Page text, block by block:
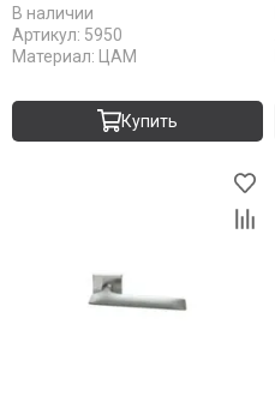
В наличии
Артикул: 5950
Материал: ЦАМ
Купить